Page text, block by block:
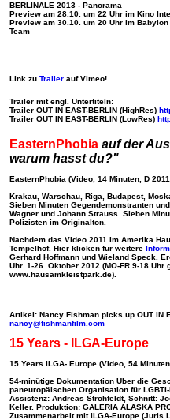
BERLINALE 2013 - Panorama
Preview am 28.10. um 22 Uhr im Kino
Preview am 30.10. um 20 Uhr im
Team
Link zu Trailer auf Vimeo!
Trailer mit engl. Untertiteln:
Trailer OUT IN EAST-BERLIN (HighRes)
Trailer OUT IN EAST-BERLIN (LowRes)
EasternPhobia auf der
warum hasst du?"
EasternPhobia (Video, 14 Minuten, D
Krakau, Warschau, Riga, Budapest,
Sieben Minuten Gegendemonstranten
Wagner und Johann Strauss. Sieben
Polizisten im Originalton.
Nachdem das Video 2011 im Amerika
Tempelhof. Hier klicken für weitere
Gerhard Hoffmann und Wieland Speck.
Uhr. 1-26. Oktober 2012 (MO-FR 9-18
www.hausamkleistpark.de).
Artikel: Nancy Fishman picks up OUT IN
nancy@fishmanfilm.com
15 Years - ILGA-Europe
15 Years ILGA- Europe (Video, 54
54-minütige Dokumentation Über die
paneuropäischen Organisation für
Assistenz: Andreas Strohfeldt, Schnitt:
Keller. Produktion: GALERIA ALASKA
Zusammenarbeit mit ILGA-Europe (Juris